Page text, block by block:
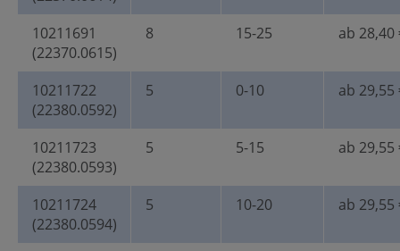
10211691
(22370.0615)
8 15-25 ab 28,40
10211722
(22380.0592)
5 0-10 ab 29,55
10211723
(22380.0593)
5 5-15 ab 29,55
10211724
(22380.0594)
5 10-20 ab 29,55